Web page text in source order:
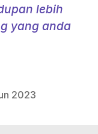
lebih
yang anda
2023